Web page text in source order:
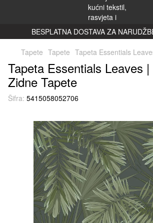
BESPLATNA DOSTAVA ZA
Tapete Tapete Tapeta Essentials
Tapeta Essentials Leaves
Zidne Tapete
Šifra: 5415058052706